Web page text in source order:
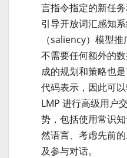
言指令指定的新任
引导开放词汇感知
（saliency）模型
不需要任何额外的
成的规划和策略也
代码表示，因此可
LMP 进行高级用户
势，包括使用常识
然语言、考虑先前
及参与对话。